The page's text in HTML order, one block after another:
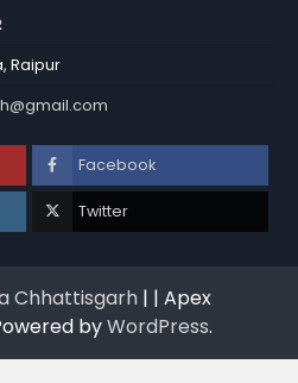
Raipur
Facebook
Twitter
Chhattisgarh | | Apex
byWordPress.